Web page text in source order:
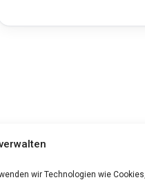
wir Technologien wie